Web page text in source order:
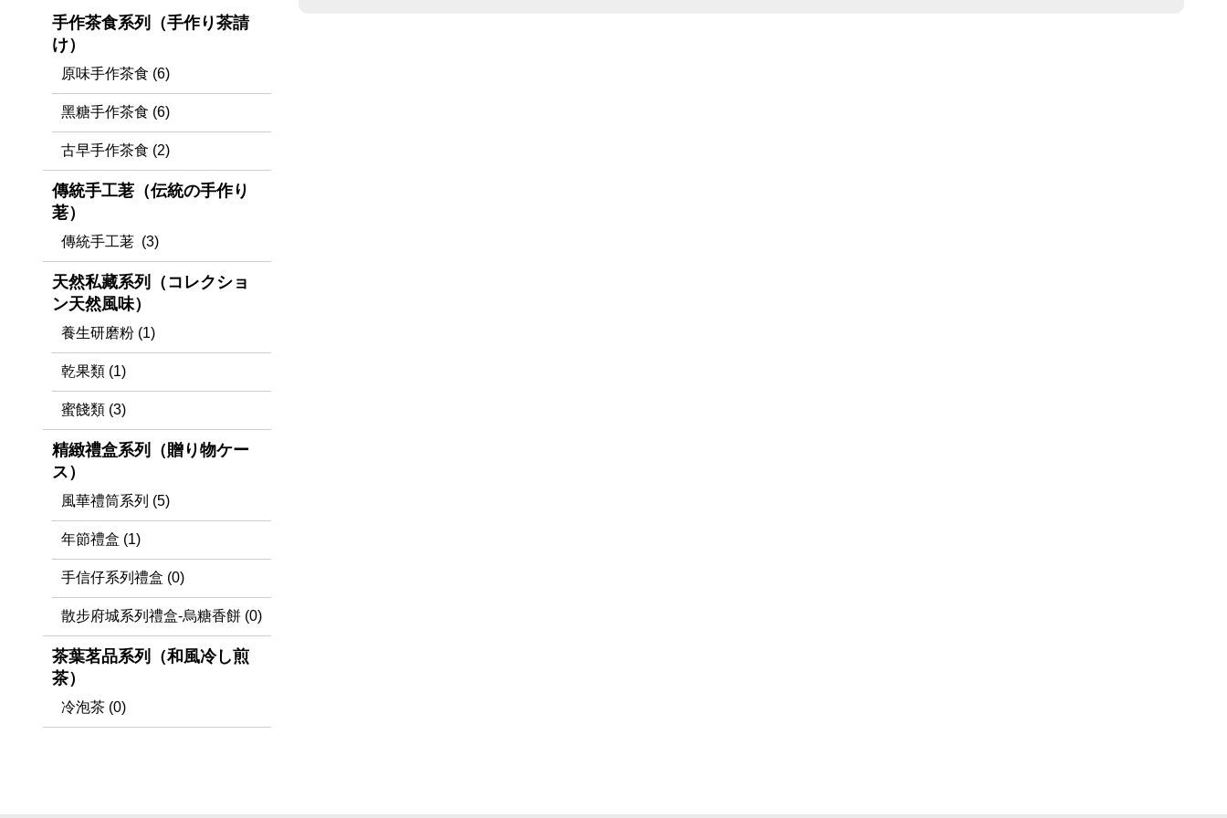
手作茶食系列（手作り茶請
け）
原味手作茶食 (6)
黑糖手作茶食 (6)
古早手作茶食 (2)
傳統手工荖（伝統の手作り
荖）
傳統手工荖 (3)
天然私藏系列（コレクショ
ン天然風味）
養生研磨粉 (1)
乾果類 (1)
蜜餞類 (3)
精緻禮盒系列（贈り物ケー
ス）
風華禮筒系列 (5)
年節禮盒 (1)
手信仔系列禮盒 (0)
散步府城系列禮盒-烏糖香餅 (0)
茶葉茗品系列（和風冷し煎
茶）
冷泡茶 (0)